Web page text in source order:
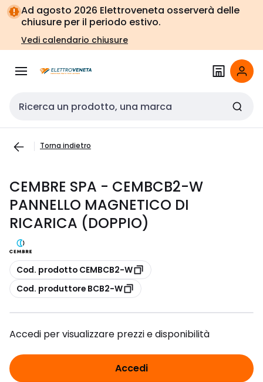
Vai alla
navigazione
Vai
alla
pagina
Ad agosto 2026 Elettroveneta osserverà delle
chiusure per il periodo estivo.
Vedi calendario chiusure
Cerca input
Torna indietro
CEMBRE SPA - CEMBCB2-W
PANNELLO MAGNETICO DI
RICARICA (DOPPIO)
copia
Cod. prodotto CEMBCB2-W
copia
Cod. produttore BCB2-W
Accedi per visualizzare prezzi e disponibilità
Accedi